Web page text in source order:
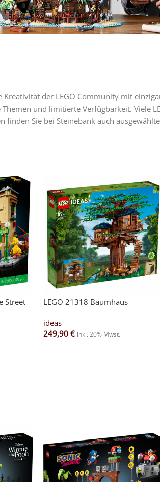
Kreativität der LEGO Community mit
und limitierte Verfügbarkeit. Viele
finden Sie bei Steinebank auch
Street LEGO 21318 Baumhaus
ideas
249,90 € inkl. 20% Mwst.